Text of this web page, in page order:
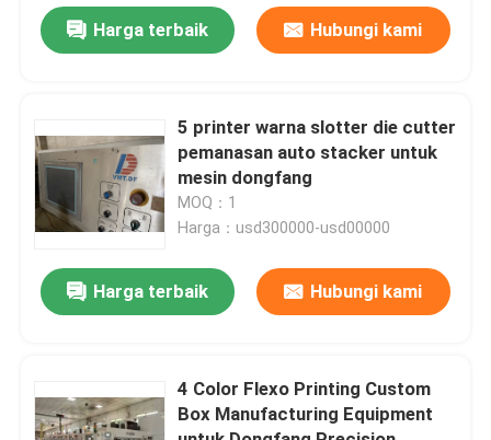
Tentang kami
Kontrol kualitas
Hubungi kami
Berita
mesin cetak karton
Harga terbaik Hubungi kami
5 printer warna slotter die cutter
pemanasan auto stacker untuk
mesin dongfang
MOQ：1
Harga：usd300000-usd00000
Harga terbaik Hubungi kami
4 Color Flexo Printing Custom
Box Manufacturing Equipment